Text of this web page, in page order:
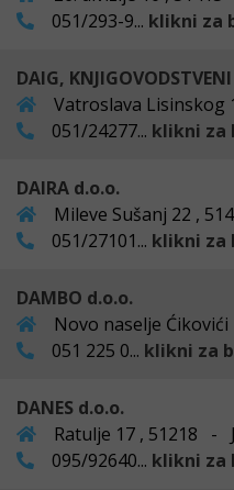
051/293-9... klikni za
DAIG, KNJIGOVODSTVENI
Vatroslava
051/24277... klikni za
DAIRA d.o.o.
Mileve Sušanj 22 ,
051/27101... klikni za
DAMBO d.o.o.
Novo naselje
051 225 0... klikni za
DANES d.o.o.
Ratulje 17 , 51218 -
095/92640... klikni za